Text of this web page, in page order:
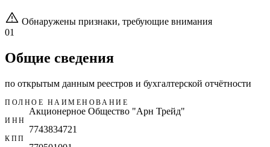
Обнаружены признаки, требующие внимания
01
Общие сведения
по открытым данным реестров и бухгалтерской отчётности
ПОЛНОЕ НАИМЕНОВАНИЕ
Акционерное Общество "Арн Трейд"
ИНН
7743834721
КПП